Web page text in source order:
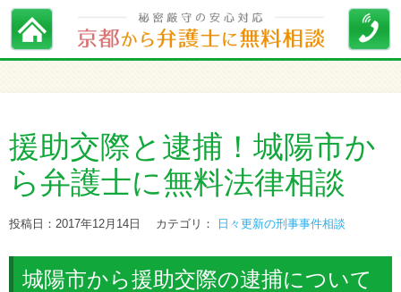
援助交際と逮捕！城陽市か
ら弁護士に無料法律相談
投稿日：2017年12月14日 カテゴリ： 日々更新の刑事事件相談
城陽市から援助交際の逮捕について